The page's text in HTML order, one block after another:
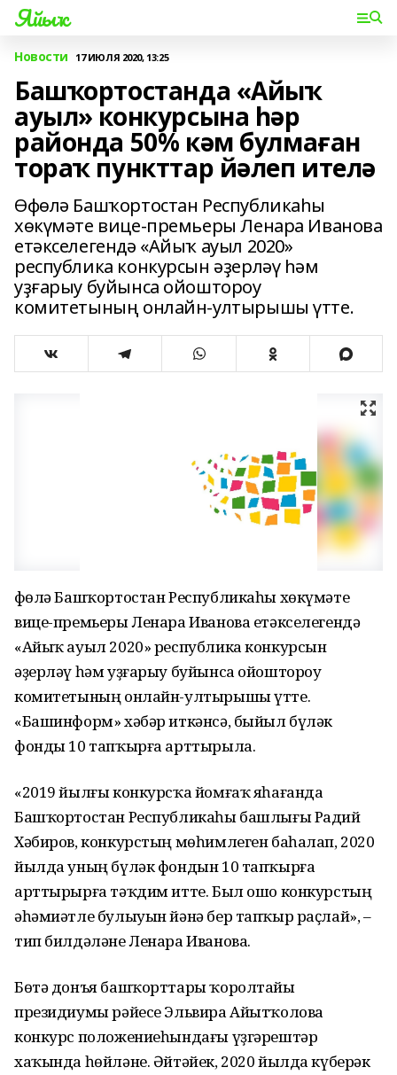
Яйыҡ
Новости 17 ИЮЛЯ 2020, 13:25
Башҡортостанда «Айыҡ
ауыл» конкурсына һәр
районда 50% кәм булмаған
тораҡ пункттар йәлеп ителә
Өфөлә Башҡортостан Республикаһы
хөкүмәте вице-премьеры Ленара Иванова
етәкселегендә «Айыҡ ауыл 2020»
республика конкурсын әҙерләү һәм
уҙғарыу буйынса ойоштороу
комитетының онлайн-ултырышы үтте.
Өфөлә Башҡортостан Республикаһы хөкүмәте
вице-премьеры Ленара Иванова етәкселегендә
«Айыҡ ауыл 2020» республика конкурсын
әҙерләү һәм уҙғарыу буйынса ойоштороу
комитетының онлайн-ултырышы үтте.
«Башинформ» хәбәр иткәнсә, быйыл бүләк
фонды 10 тапҡырға арттырыла.
«2019 йылғы конкурсҡа йомғаҡ яһағанда
Башҡортостан Республикаһы башлығы Радий
Хәбиров, конкурстың мөһимлеген баһалап, 2020
йылда уның бүләк фондын 10 тапҡырға
арттырырға тәҡдим итте. Был ошо конкурстың
әһәмиәтле булыуын йәнә бер тапҡыр раҫлай», –
тип билдәләне Ленара Иванова.
Бөтә донъя башҡорттары ҡоролтайы
президиумы рәйесе Эльвира Айытҡолова
конкурс положениеһындағы үҙгәрештәр
хаҡында һөйләне. Әйтәйек, 2020 йылда күберәк